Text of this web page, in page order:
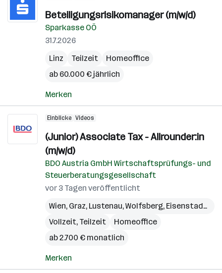
Beteiligungsrisikomanager (m/w/d)
Sparkasse OÖ
31.7.2026
Linz
Teilzeit
Homeoffice
ab 60.000 € jährlich
Merken
Einblicke Videos
(Junior) Associate Tax - Allrounder:in
(m/w/d)
BDO Austria GmbH Wirtschaftsprüfungs- und
Steuerberatungsgesellschaft
vor 3 Tagen veröffentlicht
Wien, Graz, Lustenau,Wolfsberg, Eisenstadt
Vollzeit, Teilzeit
Homeoffice
ab 2.700 € monatlich
Merken